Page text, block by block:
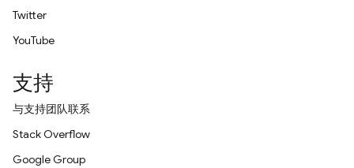
Twitter
YouTube
支持
与支持团队联系
Stack Overflow
Google Group